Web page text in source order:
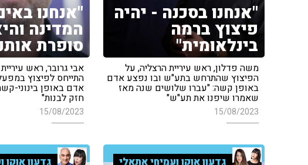
"אנחנו בסכנה - יהיה
פיצוץ ברמה
בינלאומית"
משה פדלון, ראש עיריית הרצליה, על
הפיצוץ שהתרחש בתע"ש ובו נפצע אדם
באופן קשה: "עברו שלושים שנה מאז
שאמרו שיפנו את תע"ש"
15/08/2023
"אנחנו
המדינה
סופרת
אבי גרובר, ראש
התייחס לפיצוץ
אדם באופן בינוני-
חזק לבנות"
15/08/2023
גדעון אוקו ועמיחי אתאלי גדעון אוקו